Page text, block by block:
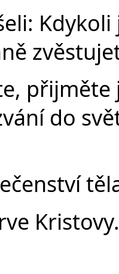
do
Kristovy.